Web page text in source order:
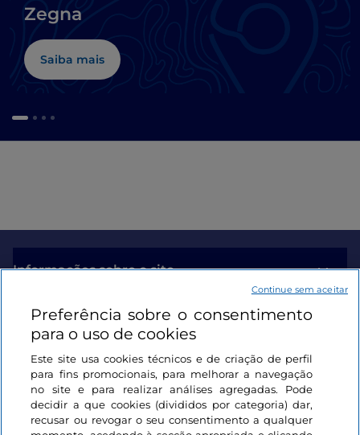
Zegna
Saiba mais
Informações sobre o site
Ligações úteis
Iniciar sessão
Mantenha-se em contacto
Preferência sobre o consentimento
para o uso de cookies
Este site usa cookies técnicos e de criação de perfil
para fins promocionais, para melhorar a navegação
no site e para realizar análises agregadas. Pode
decidir a que cookies (divididos por categoria) dar,
recusar ou revogar o seu consentimento a qualquer
Continue sem aceitar